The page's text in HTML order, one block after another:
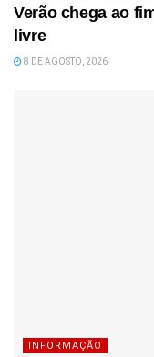
Verão chega ao
livre
8 DE AGOSTO, 2026
INFORMAÇÃO